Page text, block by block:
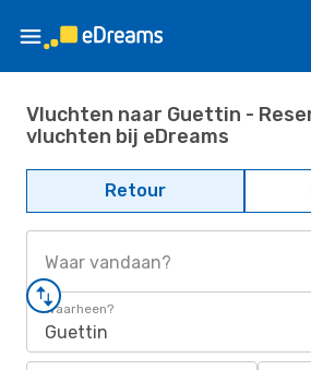
Vluchten naar Guettin -
vluchten bij eDreams
Retour
Waar vandaan?
Waarheen?
Guettin